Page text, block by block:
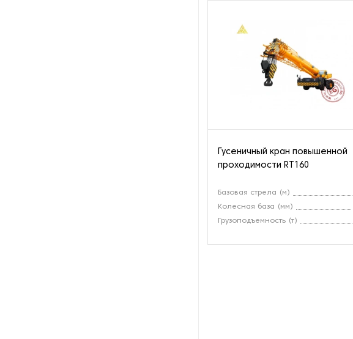
Гусеничный кран повышенной
проходимости RT160
Базовая стрела (м)
Колесная база (мм)
Грузоподъемность (т)